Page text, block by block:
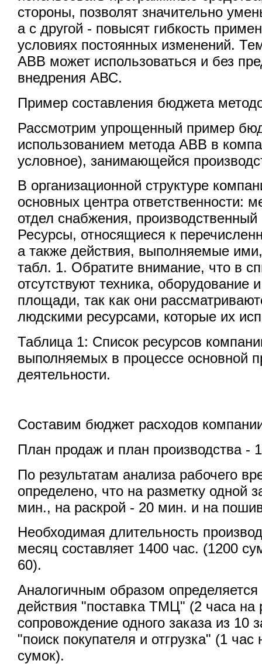
стороны, позволят значительно
а с другой - повысят гибкость
условиях постоянных изменений.
АВВ может использоваться и без
внедрения АВС.
Пример составления бюджета
Рассмотрим упрощенный пример
использованием метода АВВ в
условное), занимающейся
В организационной структуре
основных центра ответственности:
отдел снабжения,
Ресурсы, относящиеся к
а также действия, выполняемые
табл. 1. Обратите внимание, что в
отсутствуют техника, оборудование
площади, так как они
людскими ресурсами, которые их
Таблица 1: Список ресурсов
выполняемых в процессе основной
деятельности.
Составим бюджет расходов
План продаж и план производства -
По результатам анализа рабочего
определено, что на разметку одной
мин., на раскрой - 20 мин. и на
Необходимая длительность
месяц составляет 1400 час. (1200
60).
Аналогичным образом определяется
действия "поставка ТМЦ" (2 часа
сопровождение одного заказа из 10
"поиск покупателя и отгрузка" (1
сумок).